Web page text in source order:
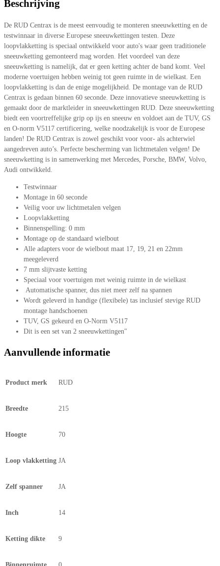
Beschrijving
De RUD Centrax is de meest eenvoudig te monteren sneeuwketting en de
testwinnaar in diverse Europese sneeuwkettingen testen. Deze
loopvlakketting is speciaal ontwikkeld voor auto's waar geen traditionele
sneeuwketting gemonteerd mag worden. Het voordeel van deze
sneeuwketting is namelijk, dat er geen ketting achter de band komt. Veel
moderne voertuigen hebben weinig tot geen ruimte in de wielkast. Een
loopvlakketting is dan de enige mogelijkheid. De montage van de RUD
Centrax is gedaan binnen 60 seconde. Deze innovatieve sneeuwketting is
gemaakt door de marktleider in sneeuwkettingen RUD. Deze sneeuwketting
biedt een voortreffelijke grip op ijs en sneeuw en voldoet aan de TUV, GS
en O-norm V5117 certificering, welke noodzakelijk is voor de Europese
landen! De RUD Centrax is zowel geschikt voor voor- als achterwiel
aangedreven auto’s. Perfecte bescherming van lichtmetalen velgen! De
sneeuwketting is in samenwerking met Mercedes, Porsche, BMW, Volvo,
Audi ontwikkeld.
Testwinnaar
Montage in 60 seconde
Veilig voor uw lichtmetalen velgen
Loopvlakketting
Binnenspelling: 0 mm
Montage op de standaard wielbout
Alle adapters voor de wielbout maat 17, 19, 21 en 22mm
meegeleverd
7 mm slijtvaste ketting
Speciaal voor voertuigen met weinig ruimte in de wielkast
Automatische spanner, dus niet meer zelf na spannen
Wordt geleverd in handige (flexibele) tas inclusief stevige RUD
montage handschoenen
TUV, GS gekeurd en O-Norm V5117
Dit is een set van 2 sneeuwkettingen"
Aanvullende informatie
Product merk RUD
Breedte 215
Hoogte 70
Loop vlakketting JA
Zelf spanner JA
Inch 14
Ketting dikte 9